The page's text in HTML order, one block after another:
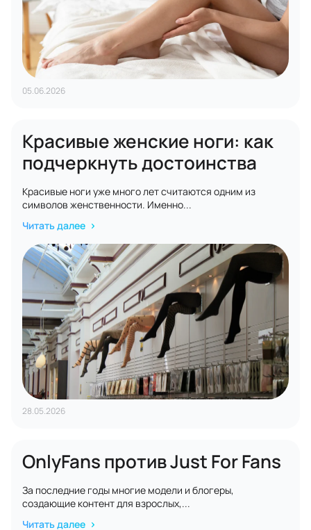
05.06.2026
Красивые женские ноги: как
подчеркнуть достоинства
Красивые ноги уже много лет считаются одним из
символов женственности. Именно...
Читать далее
28.05.2026
OnlyFans против Just For Fans
За последние годы многие модели и блогеры,
создающие контент для взрослых,...
Читать далее